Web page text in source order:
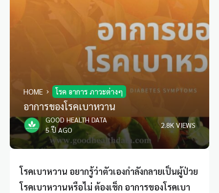
HOME โรค อาการ ภาวะต่างๆ
อาการของโรคเบาหวาน
GOOD HEALTH DATA
5 ปี AGO
2.8K VIEWS
โรคเบาหวาน อยากรู้ว่าตัวเองกำลังกลายเป็นผู้ป่วย
โรคเบาหวานหรือไม่ ต้องเช็ก อาการของโรคเบา